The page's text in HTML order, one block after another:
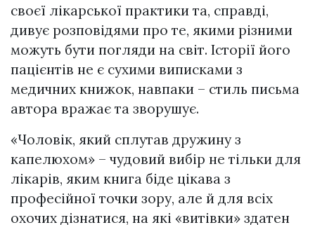
своєї лікарської практики та, справді,
дивує розповідями про те, якими різними
можуть бути погляди на світ. Історії його
пацієнтів не є сухими виписками з
медичних книжок, навпаки – стиль письма
автора вражає та зворушує.
«Чоловік, який сплутав дружину з
капелюхом» – чудовий вибір не тільки для
лікарів, яким книга біде цікава з
професійної точки зору, але й для всіх
охочих дізнатися, на які «витівки» здатен